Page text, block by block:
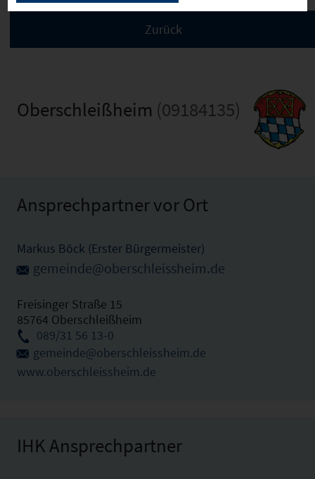
Oberschleißheim (09184135)
Ansprechpartner vor Ort
Markus Böck (Erster Bürgermeister)
gemeinde@oberschleissheim.de
Freisinger Straße 15
85764 Oberschleißheim
089/31 56 13-0
gemeinde@oberschleissheim.de
www.oberschleissheim.de
IHK Ansprechpartner